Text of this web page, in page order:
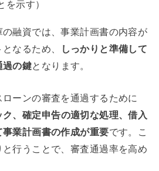
を示す）
融資では、事業計画書の内容が
なるため、
しっかりと準備して
過の鍵となります。
ーンの審査を通過するために
、確定申告の適切な処理、借入
業計画書の作成が重要です。こ
行うことで、審査通過率を高め